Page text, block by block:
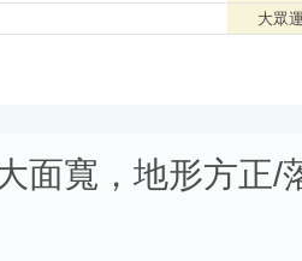
大眾
面寬，地形方正/